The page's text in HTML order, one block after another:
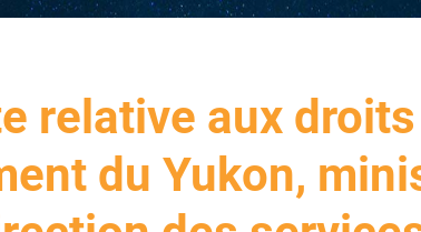
relative aux
du Yukon,